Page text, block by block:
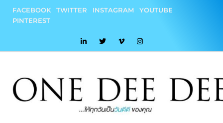
content
FACEBOOK TWITTER INSTAGRAM
YOUTUBE
PINTEREST